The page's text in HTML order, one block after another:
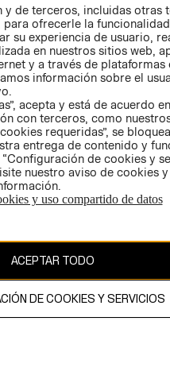
LIBRO DE
AB.
de terceros, incluidas otras
ofrecerle la
su experiencia de usuario,
en nuestros sitios web,
y a través de plataformas
información sobre el
acepta y está de acuerdo
con terceros, como
requeridas”, se
entrega de contenido y
de cookies y
nuestro aviso de cookies
y uso compartido de datos
ACEPTAR TODO
DE COOKIES Y SERVICIOS